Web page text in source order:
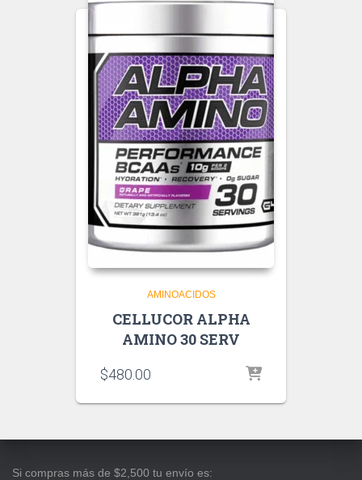
AMINOACIDOS
CELLUCOR ALPHA
AMINO 30 SERV
$480.00
Si compras más de $2,500 tu envío es: